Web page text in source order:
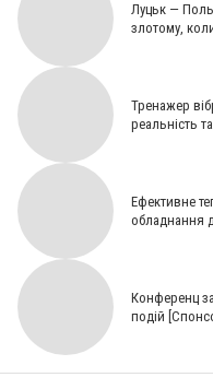
Луцьк —
злотому,
Тренажер
реальність
Ефективне
обладнання
Конференц
подій
Чому варто проводити терміновий